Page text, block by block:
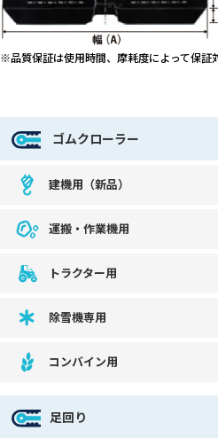
※品質保証は使用時間、摩耗度によって保証
ゴムクローラー
建機用（新品）
運搬・作業機用
トラクター用
除雪機専用
コンバイン用
足回り